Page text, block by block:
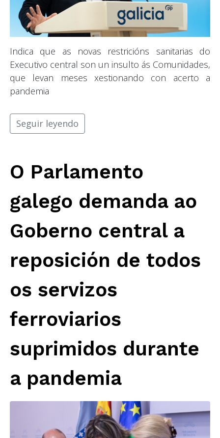
Indica que as novas restricións sanitarias do
Executivo central son un insulto ás Comunidades,
que levan meses xestionando con acerto a
pandemia
Seguir leyendo
O Parlamento
galego demanda ao
Goberno central a
reposición de todos
os servizos
ferroviarios
suprimidos durante
a pandemia